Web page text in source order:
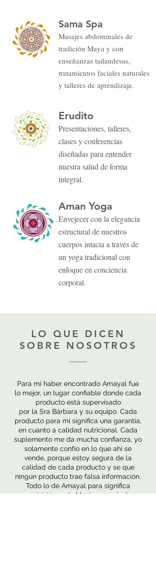
Sama Spa
Masajes abdominales de
tradición Maya y con
enseñanzas tailandesas,
tratamientos faciales naturales
y talleres de aprendizaje.
Erudito
Presentaciones, talleres,
clases y conferencias
diseñadas para entender
nuestra salud de forma
integral.
Aman Yoga
Envejecer con la elegancia
estructural de nuestros
cuerpos intacta a través de
un yoga tradicional con
enfoque en conciencia
corporal.
LO QUE DICEN
SOBRE NOSOTROS
Para mi haber encontrado Amayal fue
lo mejor, un lugar confiable donde cada
producto está supervisado
por la Sra Bárbara y su equipo. Cada
producto para mi significa una garantía,
en cuanto a calidad nutricional. Cada
suplemento me da mucha confianza, yo
solamente confío en lo que ahí se
vende, porque estoy segura de la
calidad de cada producto y se que
ningún producto trae falsa información.
Todo lo de Amayal para significa
nutrición real , Muchas gracias!